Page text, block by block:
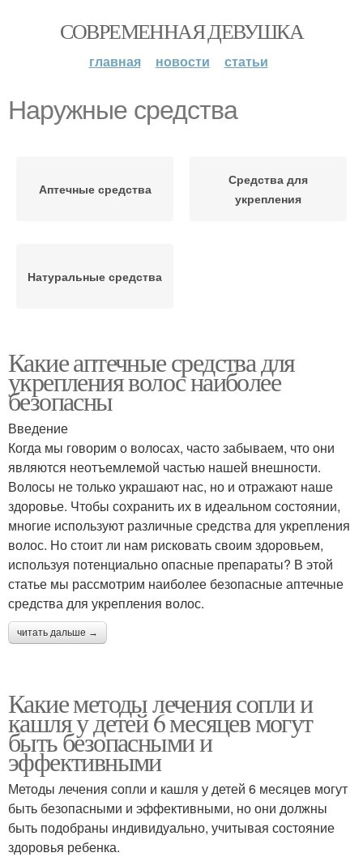
СОВРЕМЕННАЯ ДЕВУШКА
главная новости статьи
Наружные средства
Аптечные средства
Средства для
укрепления
Натуральные средства
Какие аптечные средства для
укрепления волос наиболее
безопасны
Введение
Когда мы говорим о волосах, часто забываем, что они
являются неотъемлемой частью нашей внешности.
Волосы не только украшают нас, но и отражают наше
здоровье. Чтобы сохранить их в идеальном состоянии,
многие используют различные средства для укрепления
волос. Но стоит ли нам рисковать своим здоровьем,
используя потенциально опасные препараты? В этой
статье мы рассмотрим наиболее безопасные аптечные
средства для укрепления волос.
читать дальше →
Какие методы лечения сопли и
кашля у детей 6 месяцев могут
быть безопасными и
эффективными
Методы лечения сопли и кашля у детей 6 месяцев могут
быть безопасными и эффективными, но они должны
быть подобраны индивидуально, учитывая состояние
здоровья ребенка.